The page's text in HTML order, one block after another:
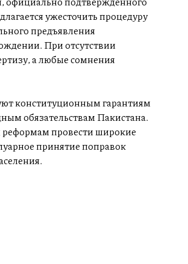
ужесточить процедуру
предъявления
При отсутствии
а любые сомнения
конституционным гарантиям
обязательствам Пакистана.
провести широкие
принятие поправок